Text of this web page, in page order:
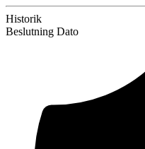
Historik
Beslutning Dato